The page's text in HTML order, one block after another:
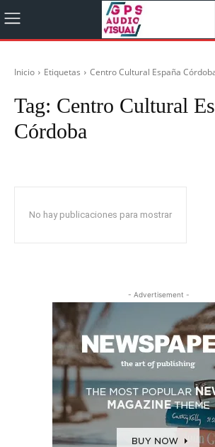
Inicio Etiquetas Centro Cultural España
Tag: Centro Cultural
Córdoba
No hay publicaciones para mostrar
- Advertisement -